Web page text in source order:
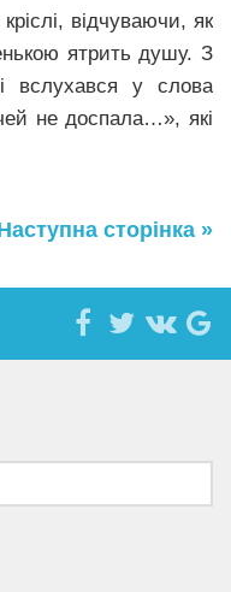
відчуваючи, як
ятрить душу. З
вслухався у слова
не доспала…», які
сторінка »